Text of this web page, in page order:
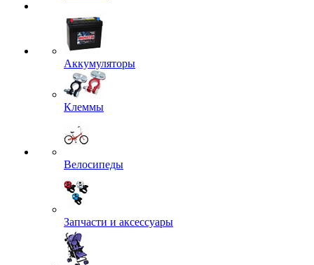
Аккумуляторы
Клеммы
Велосипеды
Запчасти и аксессуары